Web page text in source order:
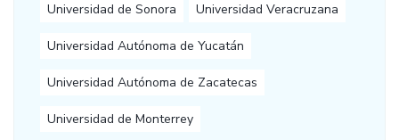
Universidad de Sonora Universidad Veracruzana
Universidad Autónoma de Yucatán
Universidad Autónoma de Zacatecas
Universidad de Monterrey